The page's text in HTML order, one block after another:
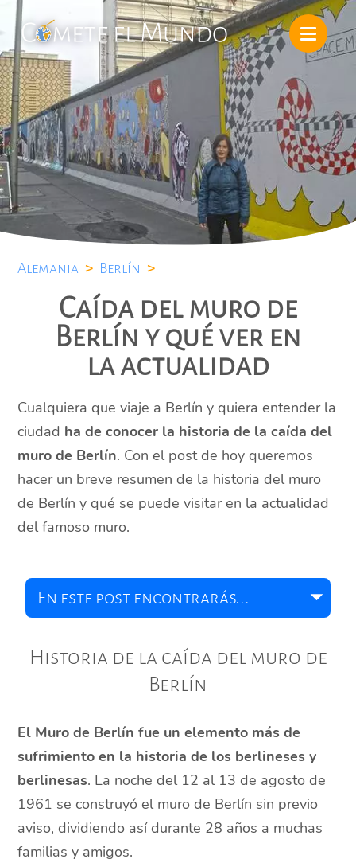
Alemania > Berlín >
Caída del muro de
Berlín y qué ver en
la actualidad
Cualquiera que viaje a Berlín y quiera entender la
ciudad ha de conocer la historia de la caída del
muro de Berlín. Con el post de hoy queremos
hacer un breve resumen de la historia del muro
de Berlín y qué se puede visitar en la actualidad
del famoso muro.
Historia de la caída del muro de
Berlín
El Muro de Berlín fue un elemento más de
sufrimiento en la historia de los berlineses y
berlinesas. La noche del 12 al 13 de agosto de
1961 se construyó el muro de Berlín sin previo
aviso, dividiendo así durante 28 años a muchas
familias y amigos.